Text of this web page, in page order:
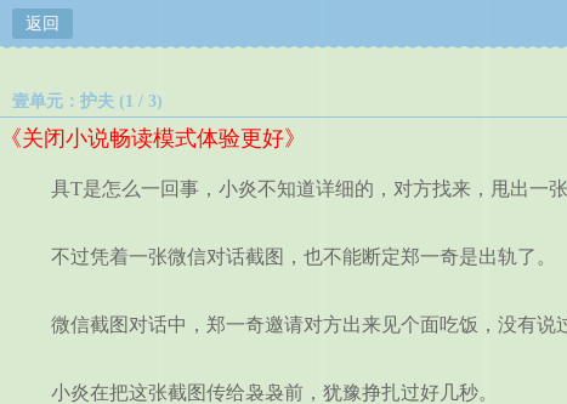
返回
壹单元：护夫 (1 / 3)
《关闭小说畅读模式体验更好》
具T是怎么一回事，小炎不知道详细的，对方找来，甩出一张
不过凭着一张微信对话截图，也不能断定郑一奇是出轨了。
微信截图对话中，郑一奇邀请对方出来见个面吃饭，没有说
小炎在把这张截图传给袅袅前，犹豫挣扎过好几秒。